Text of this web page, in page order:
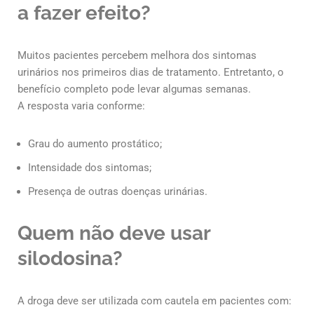
a fazer efeito?
Muitos pacientes percebem melhora dos sintomas
urinários nos primeiros dias de tratamento. Entretanto, o
benefício completo pode levar algumas semanas.
A resposta varia conforme:
Grau do aumento prostático;
Intensidade dos sintomas;
Presença de outras doenças urinárias.
Quem não deve usar
silodosina?
A droga deve ser utilizada com cautela em pacientes com: